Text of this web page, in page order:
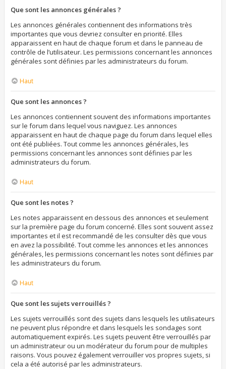
Que sont les annonces générales ?
Les annonces générales contiennent des informations très
importantes que vous devriez consulter en priorité. Elles
apparaissent en haut de chaque forum et dans le panneau de
contrôle de l’utilisateur. Les permissions concernant les annonces
générales sont définies par les administrateurs du forum.
Haut
Que sont les annonces ?
Les annonces contiennent souvent des informations importantes
sur le forum dans lequel vous naviguez. Les annonces
apparaissent en haut de chaque page du forum dans lequel elles
ont été publiées. Tout comme les annonces générales, les
permissions concernant les annonces sont définies par les
administrateurs du forum.
Haut
Que sont les notes ?
Les notes apparaissent en dessous des annonces et seulement
sur la première page du forum concerné. Elles sont souvent assez
importantes et il est recommandé de les consulter dès que vous
en avez la possibilité. Tout comme les annonces et les annonces
générales, les permissions concernant les notes sont définies par
les administrateurs du forum.
Haut
Que sont les sujets verrouillés ?
Les sujets verrouillés sont des sujets dans lesquels les utilisateurs
ne peuvent plus répondre et dans lesquels les sondages sont
automatiquement expirés. Les sujets peuvent être verrouillés par
un administrateur ou un modérateur du forum pour de multiples
raisons. Vous pouvez également verrouiller vos propres sujets, si
cela a été autorisé par les administrateurs.